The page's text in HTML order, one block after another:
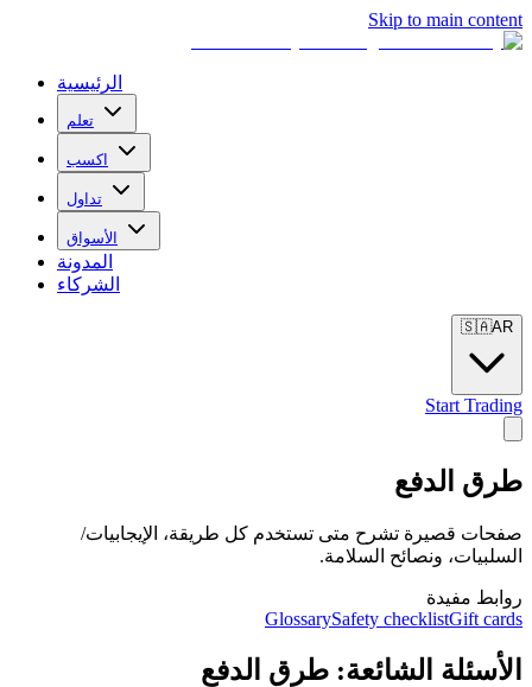
Skip to main content
الرئيسية
تعلم
اكسب
تداول
الأسواق
المدونة
الشركاء
🇸🇦AR
Start Trading
طرق الدفع
صفحات قصيرة تشرح متى تستخدم كل طريقة، الإيجابيات/
السلبيات، ونصائح السلامة.
روابط مفيدة
GlossarySafety checklistGift cards
الأسئلة الشائعة: طرق الدفع